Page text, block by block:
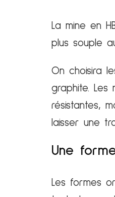
La mine en
plus souple
On choisira
graphite.
résistantes,
laisser une
Une
Les formes